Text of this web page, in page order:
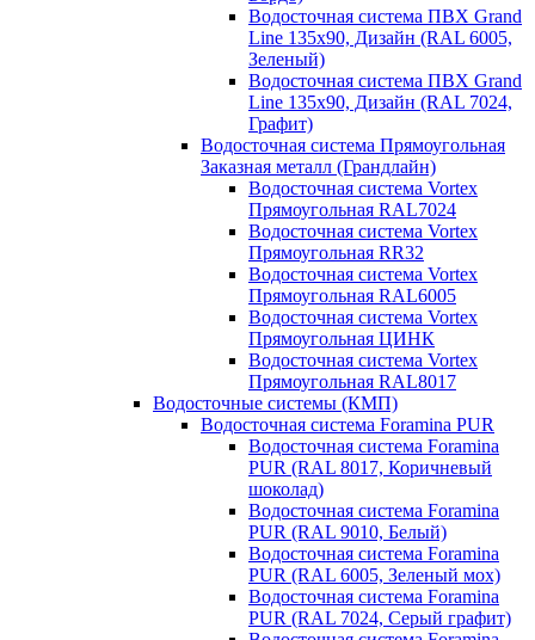
Водосточная система ПВХ Grand
Line 135х90, Дизайн (RAL 6005,
Зеленый)
Водосточная система ПВХ Grand
Line 135х90, Дизайн (RAL 7024,
Графит)
Водосточная система Прямоугольная
Заказная металл (Грандлайн)
Водосточная система Vortex
Прямоугольная RAL7024
Водосточная система Vortex
Прямоугольная RR32
Водосточная система Vortex
Прямоугольная RAL6005
Водосточная система Vortex
Прямоугольная ЦИНК
Водосточная система Vortex
Прямоугольная RAL8017
Водосточные системы (КМП)
Водосточная система Foramina PUR
Водосточная система Foramina
PUR (RAL 8017, Коричневый
шоколад)
Водосточная система Foramina
PUR (RAL 9010, Белый)
Водосточная система Foramina
PUR (RAL 6005, Зеленый мох)
Водосточная система Foramina
PUR (RAL 7024, Серый графит)